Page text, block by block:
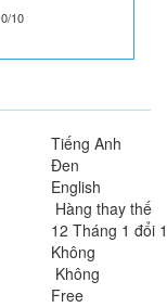
0/10
Tiếng Anh
Đen
English
Hàng thay thế
12 Tháng 1 đổi
Không
Không
Free